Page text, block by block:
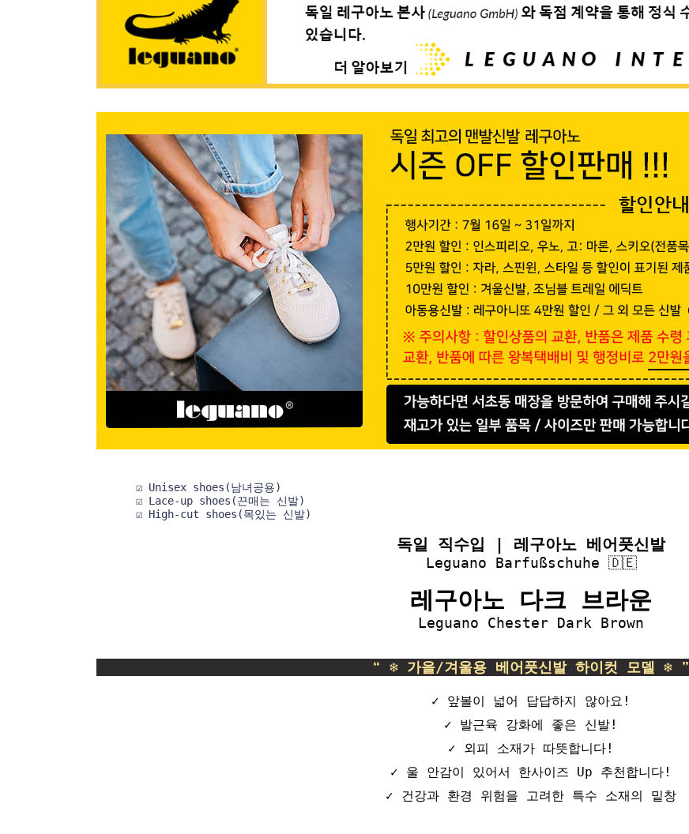
☑ Unisex shoes(남녀공용)
☑ Lace-up shoes(끈매는 신발)
☑ High-cut shoes(목있는 신발)
독일 직수입 | 레구아노 베어풋신발
Leguano Barfußschuhe 🇩🇪
레구아노 다크 브라운
Leguano Chester Dark Brown
❝ ❄ 가을/겨울용 베어풋신발 하이컷 모델 ❄ ❞
✓ 앞볼이 넓어 답답하지 않아요!
✓ 발근육 강화에 좋은 신발!
✓ 외피 소재가 따뜻합니다!
✓ 울 안감이 있어서 한사이즈 Up 추천합니다!
✓ 건강과 환경 위험을 고려한 특수 소재의 밑창